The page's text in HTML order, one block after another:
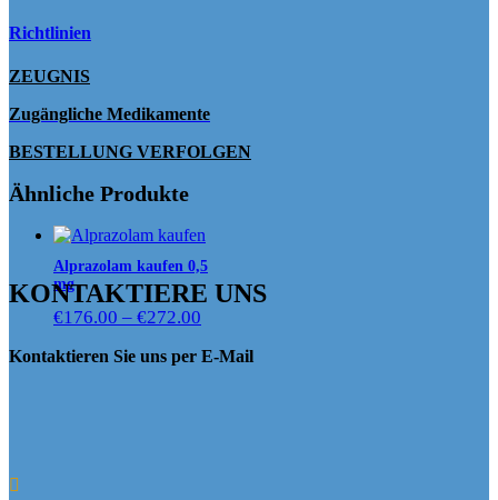
Richtlinien
ZEUGNIS
Zugängliche Medikamente
BESTELLUNG VERFOLGEN
Ähnliche Produkte
Alprazolam kaufen 0,5
mg
€176.00 – €272.00
bis
KONTAKTIERE UNS
Kontaktieren Sie uns per E-Mail
